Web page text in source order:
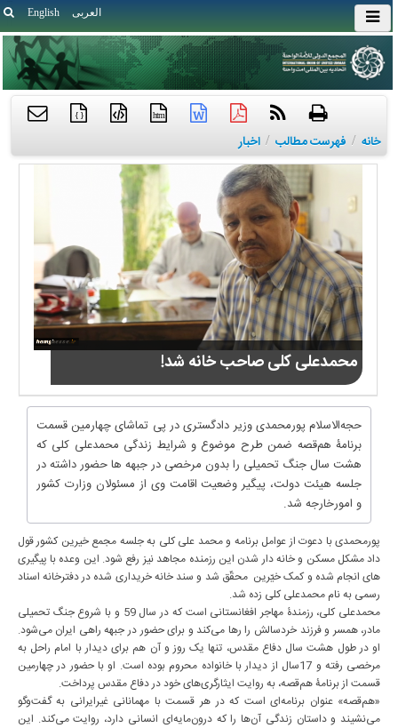
English العربی
htm
{ }
خانه / فهرست مطالب / اخبار
محمدعلی کلی صاحب خانه شد!
حجه‌الاسلام پورمحمدی وزیر دادگستری در پی تماشای چهارمین قسمت
برنامۀ هم‌قصه ضمن طرح موضوع و شرایط زندگی محمدعلی کلی که
هشت سال جنگ تحمیلی را بدون مرخصی در جبهه ها حضور داشته در
جلسه هیئت دولت، پیگیر وضعیت اقامت وی از مسئولان وزارت کشور
و امورخارجه شد.
پورمحمدی با دعوت از عوامل برنامه و محمد علی کلی به جلسه مجمع خیرین کشور قول
داد مشکل مسکن و خانه دار شدن این رزمنده مجاهد نیز رفع شود. این وعده با پیگیری
های انجام شده و کمک خیّرین محقّق شد و سند خانه خریداری شده در دفترخانه اسناد
رسمی به نام محمدعلی کلی زده شد.
محمدعلی کلی، رزمندۀ مهاجر افغانستانی است که در سال 59 و با شروع جنگ تحمیلی
مادر، همسر و فرزند خردسالش را رها می‌کند و برای حضور در جبهه راهی ایران می‌شود.
او در طول هشت سال دفاع مقدس، تنها یک روز و آن هم برای دیدار با امام راحل به
مرخصی رفته و 17سال از دیدار با خانواده محروم بوده است. او با حضور در چهارمین
قسمت از برنامۀ هم‌قصه، به روایت ایثارگری‌های خود در دفاع مقدس پرداخت.
«هم‌قصه» عنوان برنامه‌ای است که در هر قسمت با مهمانانی غیرایرانی به گفت‌وگو
می‌نشیند و داستان زندگی آن‌ها را که درون‌مایه‌ای انسانی دارد، روایت می‌کند. این